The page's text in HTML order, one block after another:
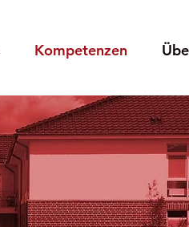
Kompetenzen